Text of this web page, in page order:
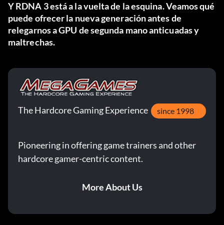
Y RDNA 3 está a la vuelta de la esquina. Veamos qué
puede ofrecer la nueva generación antes de
relegarnos a GPU de segunda mano anticuadas y
maltrechas.
The Hardcore Gaming Experience since 1998
Pioneering in offering game trainers and other
hardcore gamer-centric content.
More About Us